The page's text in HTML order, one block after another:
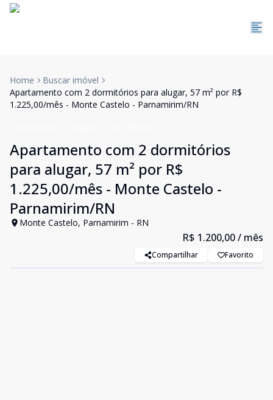
Home
Buscar imóvel
Apartamento com 2 dormitórios para alugar, 57 m² por R$
1.225,00/mês - Monte Castelo - Parnamirim/RN
Apartamento com 2 dormitórios
para alugar, 57 m² por R$
1.225,00/mês - Monte Castelo -
Parnamirim/RN
Monte Castelo, Parnamirim - RN
R$ 1.200,00/ mês
Compartilhar Favorito